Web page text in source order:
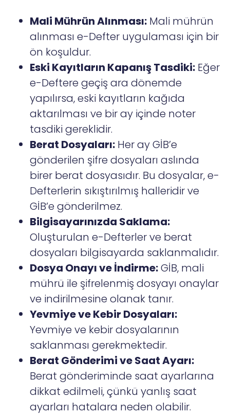
Mali Mührün Alınması: Mali mührün
alınması e-Defter uygulaması için bir
ön koşuldur.
Eski Kayıtların Kapanış Tasdiki: Eğer
e-Deftere geçiş ara dönemde
yapılırsa, eski kayıtların kağıda
aktarılması ve bir ay içinde noter
tasdiki gereklidir.
Berat Dosyaları: Her ay GİB’e
gönderilen şifre dosyaları aslında
birer berat dosyasıdır. Bu dosyalar, e-
Defterlerin sıkıştırılmış halleridir ve
GİB’e gönderilmez.
Bilgisayarınızda Saklama:
Oluşturulan e-Defterler ve berat
dosyaları bilgisayarda saklanmalıdır.
Dosya Onayı ve İndirme:GİB, mali
mührü ile şifrelenmiş dosyayı onaylar
ve indirilmesine olanak tanır.
Yevmiye ve Kebir Dosyaları:
Yevmiye ve kebir dosyalarının
saklanması gerekmektedir.
Berat Gönderimi ve Saat Ayarı:
Berat gönderiminde saat ayarlarına
dikkat edilmeli, çünkü yanlış saat
ayarları hatalara neden olabilir.